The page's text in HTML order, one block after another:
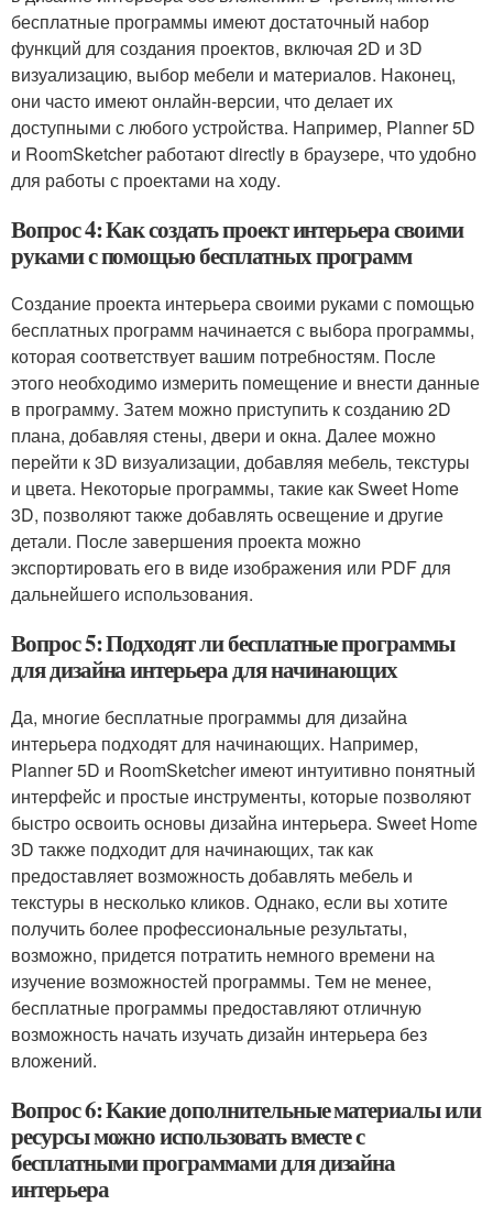
бесплатные программы имеют достаточный набор
функций для создания проектов, включая 2D и 3D
визуализацию, выбор мебели и материалов. Наконец,
они часто имеют онлайн-версии, что делает их
доступными с любого устройства. Например, Planner 5D
и RoomSketcher работают directly в браузере, что удобно
для работы с проектами на ходу.
Вопрос 4: Как создать проект интерьера своими
руками с помощью бесплатных программ
Создание проекта интерьера своими руками с помощью
бесплатных программ начинается с выбора программы,
которая соответствует вашим потребностям. После
этого необходимо измерить помещение и внести данные
в программу. Затем можно приступить к созданию 2D
плана, добавляя стены, двери и окна. Далее можно
перейти к 3D визуализации, добавляя мебель, текстуры
и цвета. Некоторые программы, такие как Sweet Home
3D, позволяют также добавлять освещение и другие
детали. После завершения проекта можно
экспортировать его в виде изображения или PDF для
дальнейшего использования.
Вопрос 5: Подходят ли бесплатные программы
для дизайна интерьера для начинающих
Да, многие бесплатные программы для дизайна
интерьера подходят для начинающих. Например,
Planner 5D и RoomSketcher имеют интуитивно понятный
интерфейс и простые инструменты, которые позволяют
быстро освоить основы дизайна интерьера. Sweet Home
3D также подходит для начинающих, так как
предоставляет возможность добавлять мебель и
текстуры в несколько кликов. Однако, если вы хотите
получить более профессиональные результаты,
возможно, придется потратить немного времени на
изучение возможностей программы. Тем не менее,
бесплатные программы предоставляют отличную
возможность начать изучать дизайн интерьера без
вложений.
Вопрос 6: Какие дополнительные материалы или
ресурсы можно использовать вместе с
бесплатными программами для дизайна
интерьера